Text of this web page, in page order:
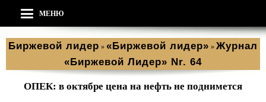
МЕНЮ
Биржевой лидер » «Биржевой лидер» » Журнал
«Биржевой Лидер» Nr. 64
ОПЕК: в октябре цена на нефть не поднимется